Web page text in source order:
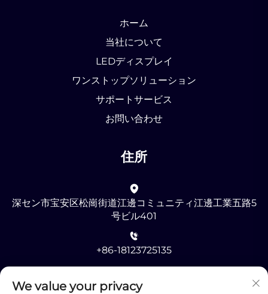
ホーム
当社について
LEDディスプレイ
ワンストップソリューション
サポートサービス
お問い合わせ
住所
深セン市宝安区松崗街道江邊コミュニティ江邊工業五路5
号ビル401
+86-18123725135
[email protected]
We value your privacy